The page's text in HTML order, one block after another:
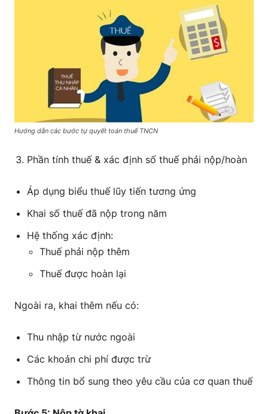
Hướng dẫn các bước tự quyết toán thuế TNCN
Phần tính thuế & xác định số thuế phải nộp/hoàn
Áp dụng biểu thuế lũy tiến tương ứng
Khai số thuế đã nộp trong năm
Hệ thống xác định:
Thuế phải nộp thêm
Thuế được hoàn lại
Ngoài ra, khai thêm nếu có:
Thu nhập từ nước ngoài
Các khoản chi phí được trừ
Thông tin bổ sung theo yêu cầu của cơ quan thuế